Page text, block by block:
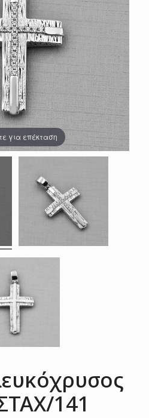
για επέκταση
141